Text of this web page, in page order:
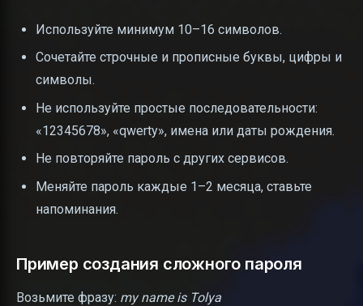
Используйте минимум 10–16 символов.
Сочетайте строчные и прописные буквы, цифры и
символы.
Не используйте простые последовательности:
«12345678», «qwerty», имена или даты рождения.
Не повторяйте пароль с других сервисов.
Меняйте пароль каждые 1–2 месяца, ставьте
напоминания.
Пример создания сложного пароля
Возьмите фразу: my name is Tolya